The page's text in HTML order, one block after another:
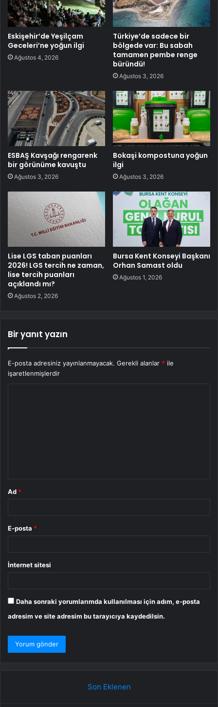
Eskişehir’de Yeşilçam
Geceleri’ne yoğun ilgi
Ağustos 4, 2026
Türkiye’de sadece bir
bölgede var: Bu sabah
tamamen pembe renge
büründü!
Ağustos 3, 2026
ESBAŞ Kavşağı rengarenk
bir görünüme kavuştu
Ağustos 3, 2026
Bokaşi kompostuna yoğun
ilgi
Ağustos 3, 2026
Lise LGS taban puanları
2026! LGS tercih ne zaman,
lise tercih puanları
açıklandı mı?
Ağustos 2, 2026
Bursa Kent Konseyi Başkanı
Orhan Samast oldu
Ağustos 1, 2026
Bir yanıt yazın
E-posta adresiniz yayınlanmayacak. Gerekli alanlar * ile
işaretlenmişlerdir
Ad *
E-posta *
İnternet sitesi
Daha sonraki yorumlarımda kullanılması için adım, e-posta
adresim ve site adresim bu tarayıcıya kaydedilsin.
Son Eklenen